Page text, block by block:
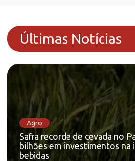
Últimas Notícias
Agro
Safra recorde de cevada no
bilhões em investimentos na
bebidas